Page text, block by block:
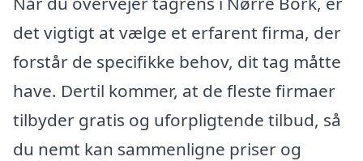
det vigtigt at vælge et erfarent firma, der
forstår de specifikke behov, dit tag måtte
have. Dertil kommer, at de fleste firmaer
tilbyder gratis og uforpligtende tilbud, så
du nemt kan sammenligne priser og